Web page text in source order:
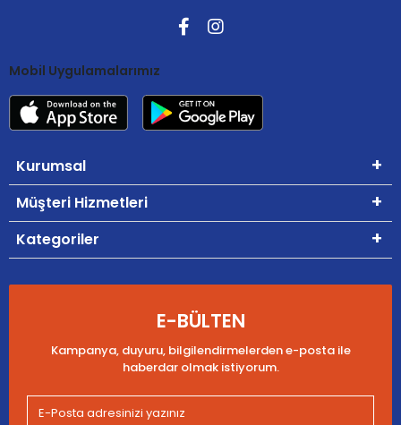
Mobil Uygulamalarımız
Kurumsal
Müşteri Hizmetleri
Kategoriler
E-BÜLTEN
Kampanya, duyuru, bilgilendirmelerden e-posta ile
haberdar olmak istiyorum.